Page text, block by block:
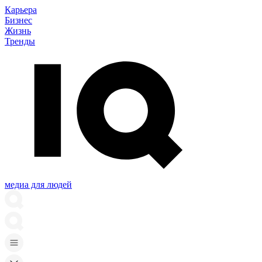
Карьера
Бизнес
Жизнь
Тренды
медиа для людей